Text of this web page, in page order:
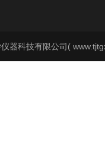
器科技有限公司(